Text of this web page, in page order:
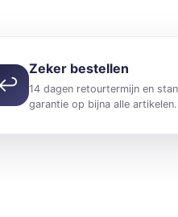
Zeker bestellen
14 dagen retourtermijn en
garantie op bijna alle artikelen.